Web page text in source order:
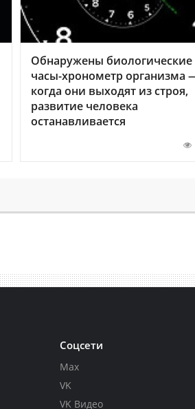
Обнаружены биологические
часы-хронометр организма
когда они выходят из строя,
развитие человека
останавливается
Соцсети
Max
VK
VK Видео